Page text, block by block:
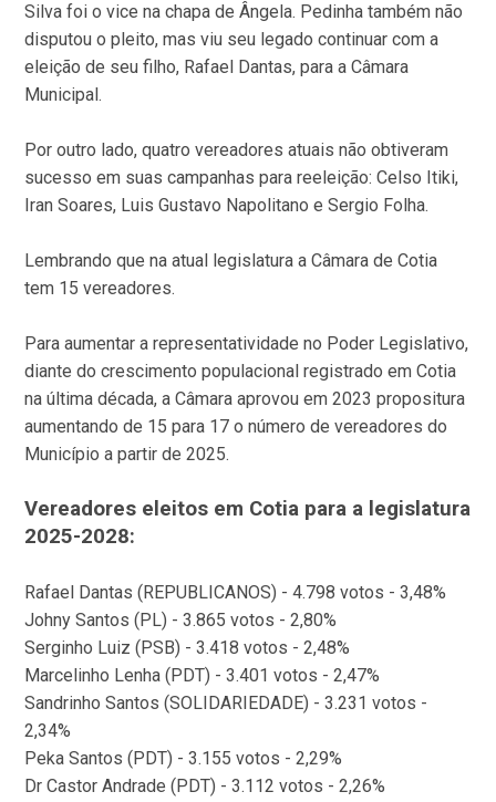
Silva foi o vice na chapa de Ângela. Pedinha também não
disputou o pleito, mas viu seu legado continuar com a
eleição de seu filho, Rafael Dantas, para a Câmara
Municipal.
Por outro lado, quatro vereadores atuais não obtiveram
sucesso em suas campanhas para reeleição: Celso Itiki,
Iran Soares, Luis Gustavo Napolitano e Sergio Folha.
Lembrando que na atual legislatura a Câmara de Cotia
tem 15 vereadores.
Para aumentar a representatividade no Poder Legislativo,
diante do crescimento populacional registrado em Cotia
na última década, a Câmara aprovou em 2023 propositura
aumentando de 15 para 17 o número de vereadores do
Município a partir de 2025.
Vereadores eleitos em Cotia para a legislatura
2025-2028:
Rafael Dantas (REPUBLICANOS) - 4.798 votos - 3,48%
Johny Santos (PL) - 3.865 votos - 2,80%
Serginho Luiz (PSB) - 3.418 votos - 2,48%
Marcelinho Lenha (PDT) - 3.401 votos - 2,47%
Sandrinho Santos (SOLIDARIEDADE) - 3.231 votos -
2,34%
Peka Santos (PDT) - 3.155 votos - 2,29%
Dr Castor Andrade (PDT) - 3.112 votos - 2,26%